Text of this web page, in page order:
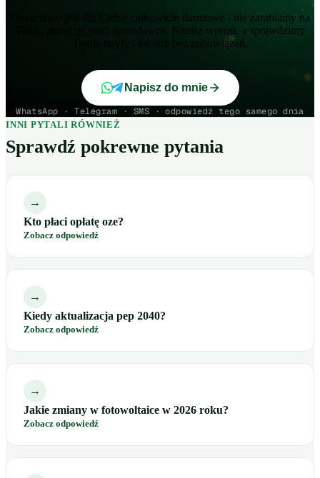
Doradztwo jest dla Ciebie całkowicie darmowe - nie zarabiamy na
Tobie, prowizję płaci sprzedawca. Napisz wprost, a sprawdzimy
Twoją taryfę i fakturę bez zobowiązań.
Napisz do mnie
WhatsApp · Telegram · SMS · odpowiedź tego samego dnia
INNI PYTALI RÓWNIEŻ
Sprawdź pokrewne pytania
→
Kto płaci opłatę oze?
Zobacz odpowiedź
→
Kiedy aktualizacja pep 2040?
Zobacz odpowiedź
→
Jakie zmiany w fotowoltaice w 2026 roku?
Zobacz odpowiedź